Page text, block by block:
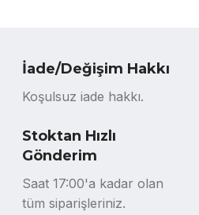
İade/Değişim Hakkı
Koşulsuz iade hakkı.
Stoktan Hızlı
Gönderim
Saat 17:00'a kadar olan
tüm siparişleriniz.